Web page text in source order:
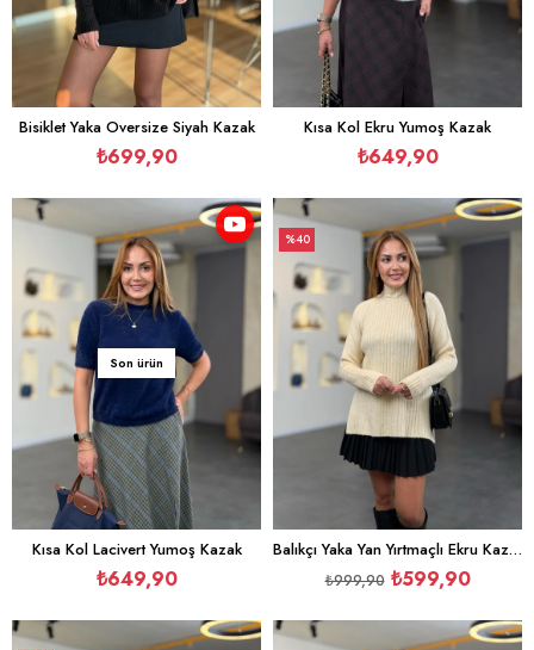
Bisiklet Yaka Oversize Siyah Kazak
₺699,90
Kısa Kol Ekru Yumoş Kazak
₺649,90
Son ürün
Kısa Kol Lacivert Yumoş Kazak
₺649,90
Balıkçı Yaka Yan Yırtmaçlı Ekru Kazak
₺599,90
₺999,90
%40
İndirim
%40İndirim